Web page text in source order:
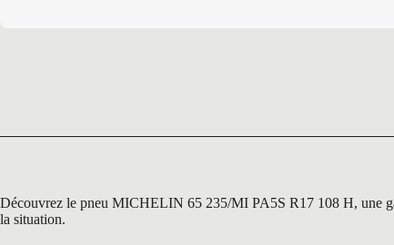
Découvrez le pneu MICHELIN 65 235/MI PA5S R17 108 H, une
la situation.